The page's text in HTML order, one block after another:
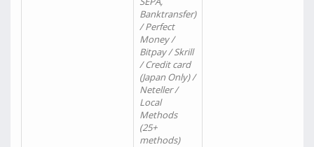
Banktransfer)
/ Perfect
Money /
Bitpay / Skrill
/ Credit card
(Japan Only) /
Neteller /
Local
Methods
(25+
methods)